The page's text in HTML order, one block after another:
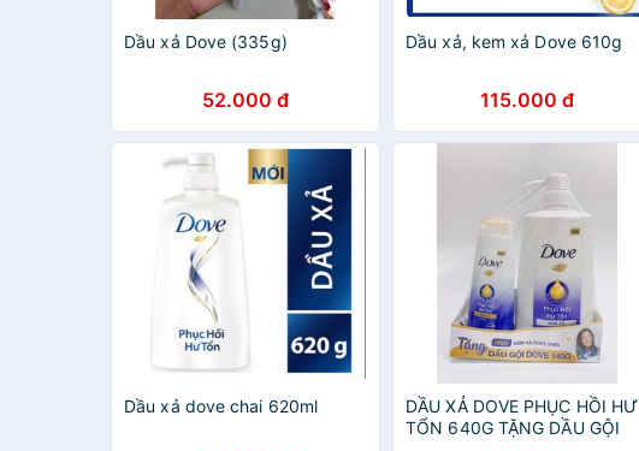
Dầu xả Dove (335g)
52.000 đ
Dầu xả, kem xả Dove 610g
115.000 đ
Dầu xả dove chai 620ml
DẦU XẢ DOVE PHỤC HỒI HƯ
TỔN 640G TẶNG DẦU GỘI